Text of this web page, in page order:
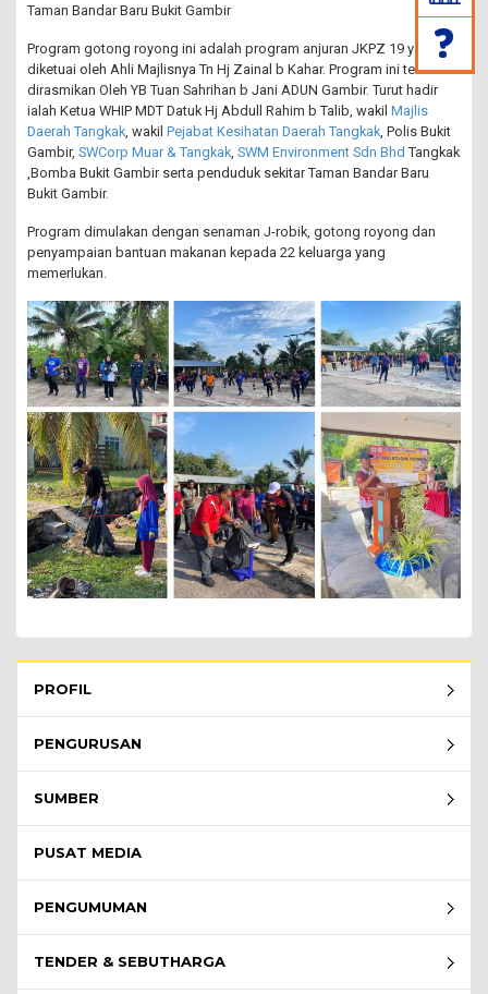
Taman Bandar Baru Bukit Gambir
Program gotong royong ini adalah program anjuran JKPZ 19 yang
diketuai oleh Ahli Majlisnya Tn Hj Zainal b Kahar. Program ini telah
dirasmikan Oleh YB Tuan Sahrihan b Jani ADUN Gambir. Turut hadir
ialah Ketua WHIP MDT Datuk Hj Abdull Rahim b Talib, wakil Majlis
Daerah Tangkak , wakil Pejabat Kesihatan Daerah Tangkak , Polis Bukit
Gambir, SWCorp Muar & Tangkak SWM Environment Sdn Bhd Tangkak
,Bomba Bukit Gambir serta penduduk sekitar Taman Bandar Baru
Bukit Gambir.
Program dimulakan dengan senaman J-robik, gotong royong dan
penyampaian bantuan makanan kepada 22 keluarga yang
memerlukan.
PROFIL
PENGURUSAN
SUMBER
PUSAT MEDIA
PENGUMUMAN
TENDER & SEBUTHARGA